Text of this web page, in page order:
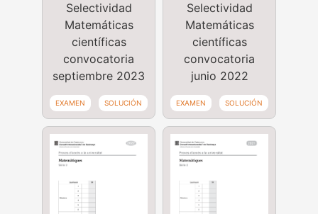
Selectividad
Matemáticas
científicas
convocatoria
septiembre 2023
EXAMEN SOLUCIÓN
Selectividad
Matemáticas
científicas
convocatoria
junio 2022
EXAMEN SOLUCIÓN